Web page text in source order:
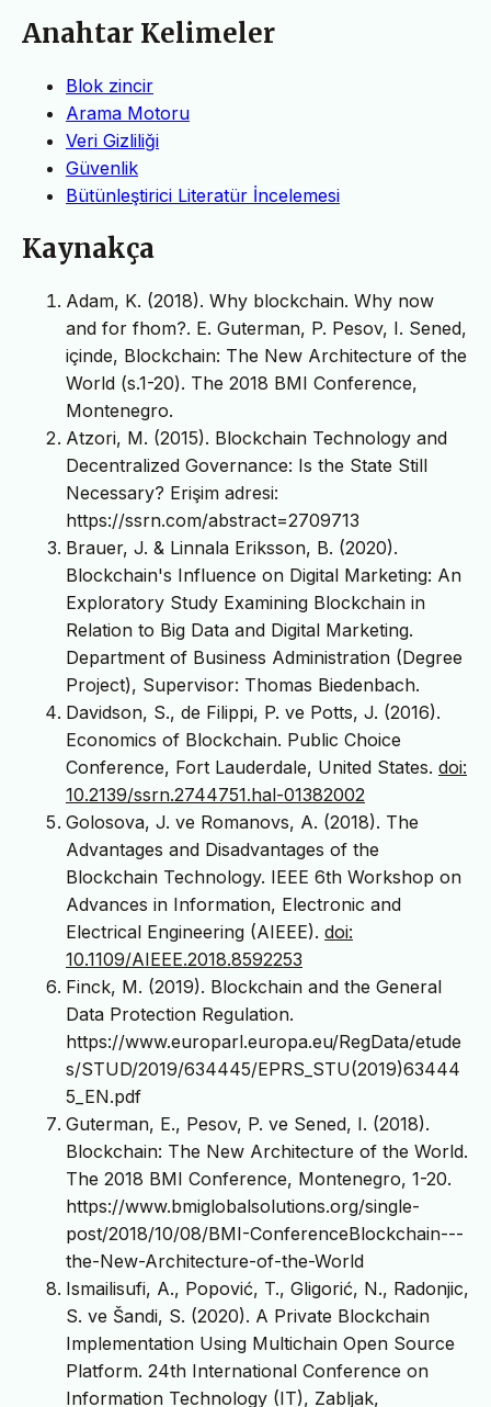
Anahtar Kelimeler
Blok zincir
Arama Motoru
Veri Gizliliği
Güvenlik
Bütünleştirici Literatür İncelemesi
Kaynakça
Adam, K. (2018). Why blockchain. Why now
and for fhom?. E. Guterman, P. Pesov, I. Sened,
içinde, Blockchain: The New Architecture of the
World (s.1-20). The 2018 BMI Conference,
Montenegro.
Atzori, M. (2015). Blockchain Technology and
Decentralized Governance: Is the State Still
Necessary? Erişim adresi:
https://ssrn.com/abstract=2709713
Brauer, J. & Linnala Eriksson, B. (2020).
Blockchain's Influence on Digital Marketing: An
Exploratory Study Examining Blockchain in
Relation to Big Data and Digital Marketing.
Department of Business Administration (Degree
Project), Supervisor: Thomas Biedenbach.
Davidson, S., de Filippi, P. ve Potts, J. (2016).
Economics of Blockchain. Public Choice
Conference, Fort Lauderdale, United States. doi:
10.2139/ssrn.2744751.hal-01382002
Golosova, J. ve Romanovs, A. (2018). The
Advantages and Disadvantages of the
Blockchain Technology. IEEE 6th Workshop on
Advances in Information, Electronic and
Electrical Engineering (AIEEE). doi:
10.1109/AIEEE.2018.8592253
Finck, M. (2019). Blockchain and the General
Data Protection Regulation.
https://www.europarl.europa.eu/RegData/etude
s/STUD/2019/634445/EPRS_STU(2019)63444
5_EN.pdf
Guterman, E., Pesov, P. ve Sened, I. (2018).
Blockchain: The New Architecture of the World.
The 2018 BMI Conference, Montenegro, 1-20.
https://www.bmiglobalsolutions.org/single-
post/2018/10/08/BMI-ConferenceBlockchain---
the-New-Architecture-of-the-World
Ismailisufi, A., Popović, T., Gligorić, N., Radonjic,
S. ve Šandi, S. (2020). A Private Blockchain
Implementation Using Multichain Open Source
Platform. 24th International Conference on
Information Technology (IT), Zabljak,